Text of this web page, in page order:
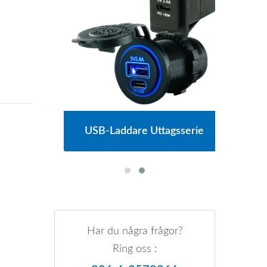
USB-Laddare Uttagsserie
Har du några frågor?
Ring oss :